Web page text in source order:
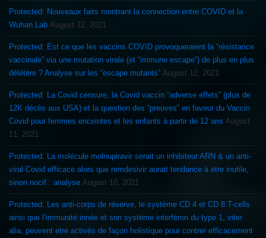
Protected: Nouveaux faits montrant la connection entre COVID et la
Wuhan Lab August 12, 2021
Protected: Est ce que les vaccins COVID provoqueraient la “résistance
vaccinale” via une mutation virale (et “immune escape”) de plus en plus
délétère ? Analyse sur les “escape mutants” August 12, 2021
Protected: La Covid censure, la Covid vaccin “adverse effets” (plus de
12K décès aux USA) et la question des “preuves” en faveur du Vaccin
Covid pour femmes enceintes et les enfants à partir de 12 ans August
11, 2021
Protected: La molécule molnupiravir serait un inhibiteur ARN & un anti-
viral Covid efficace alors que remdesivir aurait tendance à etre inutile,
sinon nocif : analyse August 10, 2021
Protected: Les anti-corps de réserve, le système CD 4 et CD 8 T-cells
ainsi que l’immunité innée et son système interféron du type 1, inter
alia, peuvent etre activés de façon holistique pour contrer efficacement